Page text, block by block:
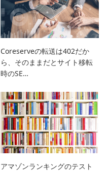
Coreserveの転送は402だか
ら、そのままだとサイト移転
時のSE…
アマゾンランキングのテスト